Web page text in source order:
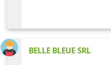
BELLE BLEUE SRL